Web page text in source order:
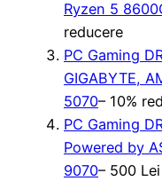
Ryzen 5
reducere
PC Gaming
GIGABYTE,
5070– 10%
PC Gaming
Powered by
9070– 500